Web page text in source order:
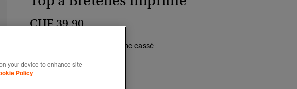
CHF 39,90
Roses des prés blanc cassé
your device to enhance site
Policy